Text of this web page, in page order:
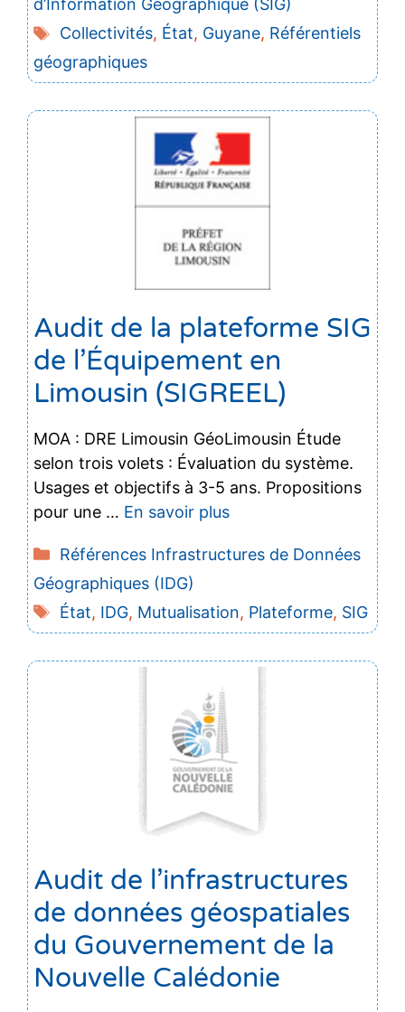
d’Information Géographique (SIG)
Étiquettes
Collectivités, État, Guyane, Référentiels
géographiques
Audit de la plateforme SIG
de l’Équipement en
Limousin (SIGREEL)
MOA : DRE Limousin GéoLimousin Étude
selon trois volets : Évaluation du système.
Usages et objectifs à 3-5 ans. Propositions
pour une … En savoir plus
Catégories
Références Infrastructures de Données
Géographiques (IDG)
Étiquettes
État, IDG, Mutualisation, Plateforme, SIG
Audit de l’infrastructures
de données géospatiales
du Gouvernement de la
Nouvelle Calédonie